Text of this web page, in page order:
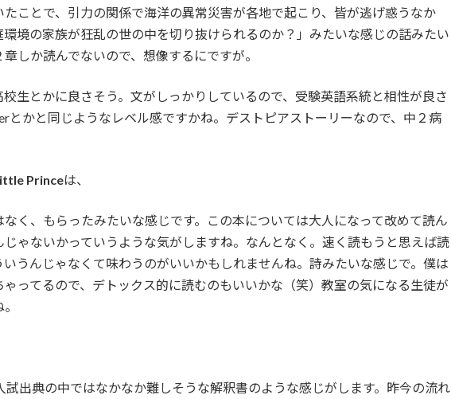
ことで、引力の関係で海洋の異常災害が各地で起こり、皆が逃げ惑うなか
境の家族が狂乱の世の中を切り抜けられるのか？」みたいな感じの話みたい
しか読んでないので、想像するにですが。
生とかに良さそう。文がしっかりしているので、受験英語系統と相性が良さ
とかと同じようなレベル感ですかね。デストピアストーリーなので、中２病
Princeは、
く、もらったみたいな感じです。この本については大人になって改めて読ん
ゃないかっていうような気がしますね。なんとなく。速く読もうと思えば読
うんじゃなくて味わうのがいいかもしれませんね。詩みたいな感じで。僕は
ってるので、デトックス的に読むのもいいかな（笑）教室の気になる生徒が
試出典の中ではなかなか難しそうな解釈書のような感じがします。昨今の流れ